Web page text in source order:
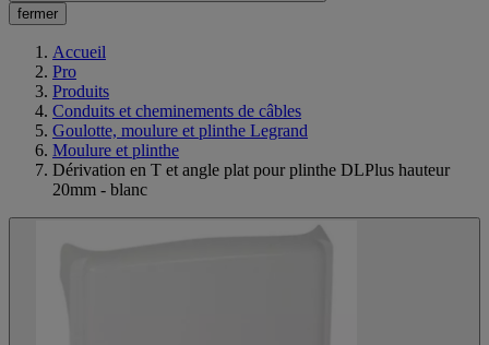
fermer
Accueil
Pro
Produits
Conduits et cheminements de câbles
Goulotte, moulure et plinthe Legrand
Moulure et plinthe
Dérivation en T et angle plat pour plinthe DLPlus hauteur
20mm - blanc